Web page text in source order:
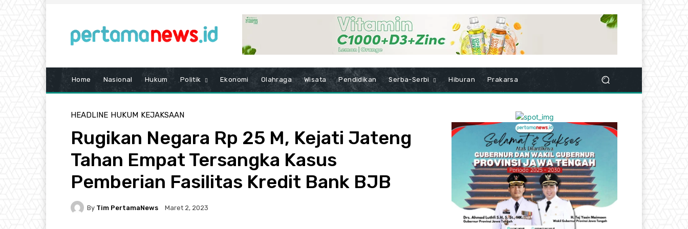
Home Nasional Hukum Politik Ekonomi Olahraga Wisata Pendidikan Serba-Serbi Hiburan Prakarsa
HEADLINE HUKUM KEJAKSAAN
Rugikan Negara Rp 25 M, Kejati Jateng
Tahan Empat Tersangka Kasus
Pemberian Fasilitas Kredit Bank BJB
By Tim PertamaNews Maret 2, 2023